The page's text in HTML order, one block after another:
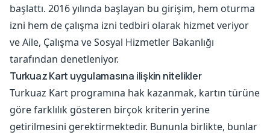
başlattı. 2016 yılında başlayan bu girişim, hem oturma
izni hem de çalışma izni tedbiri olarak hizmet veriyor
ve Aile, Çalışma ve Sosyal Hizmetler Bakanlığı
tarafından denetleniyor.
Turkuaz Kart uygulamasına ilişkin nitelikler
Turkuaz Kart programına hak kazanmak, kartın türüne
göre farklılık gösteren birçok kriterin yerine
getirilmesini gerektirmektedir. Bununla birlikte, bunlar